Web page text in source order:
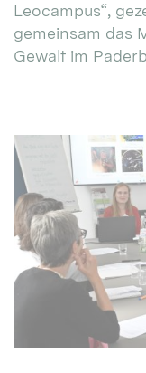
Leocampus“,
gemeinsam das
Gewalt im